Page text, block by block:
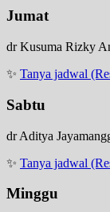
Jumat
dr Kusuma Rizky
✨ Tanya jadwal
Sabtu
dr Aditya
✨ Tanya jadwal
Minggu